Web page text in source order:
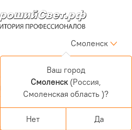
Смоленск
Войти
Регистрация
Корзина
0 позиций
Ваш город
Смоленск(Россия,
Смоленская область )?
Нет Да